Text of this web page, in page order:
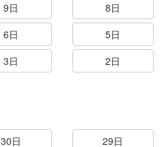
9日
8日
6日
5日
3日
2日
30日 29日